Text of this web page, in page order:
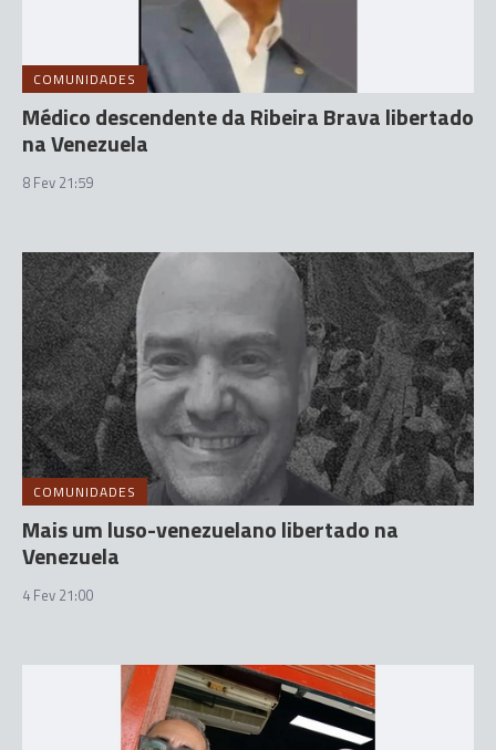
COMUNIDADES
Médico descendente da Ribeira Brava libertado
na Venezuela
8 Fev 21:59
COMUNIDADES
Mais um luso-venezuelano libertado na
Venezuela
4 Fev 21:00